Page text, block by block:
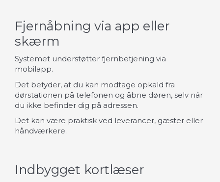
Fjernåbning via app eller
skærm
Systemet understøtter fjernbetjening via
mobilapp.
Det betyder, at du kan modtage opkald fra
dørstationen på telefonen og åbne døren, selv når
du ikke befinder dig på adressen.
Det kan være praktisk ved leverancer, gæster eller
håndværkere.
Indbygget kortlæser